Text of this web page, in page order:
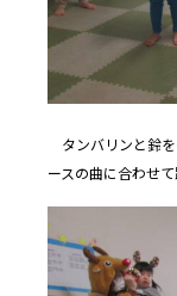
タンバリンと鈴を
ースの曲に合わせ